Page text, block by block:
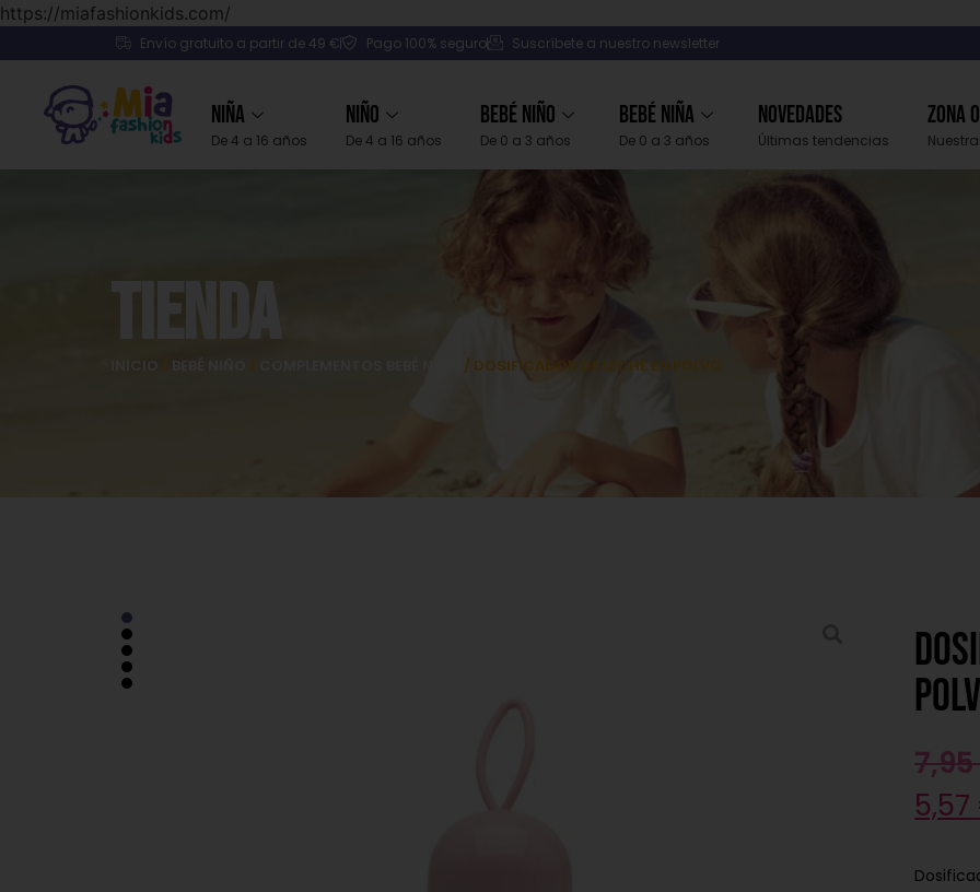
https://miafashionkids.com/
Envío gratuito a partir de 49 € Pago 100% seguro Suscríbete a nuestro newsletter
Niña
De 4 a 16 años
Niño
De 4 a 16 años
Bebé Niño
De 0 a 3 años
Bebé Niña
De 0 a 3 años
Novedades
Últimas tendencias
Zona
Tienda
INICIO / BEBÉ NIÑO / / DOSIFICADOR DE LECHE EN POLVO
7,95
5,57